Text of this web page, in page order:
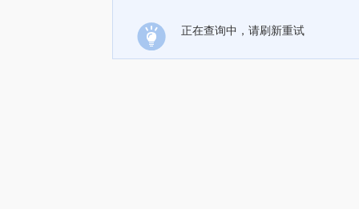
正在查询中，请刷新重试